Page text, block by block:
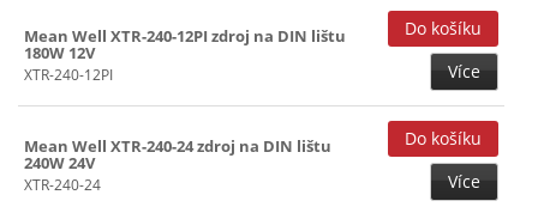
Mean Well XTR-240-12PI zdroj na DIN lištu
180W 12V
XTR-240-12PI Více
Mean Well XTR-240-24 zdroj na DIN lištu
240W 24V
XTR-240-24 Více